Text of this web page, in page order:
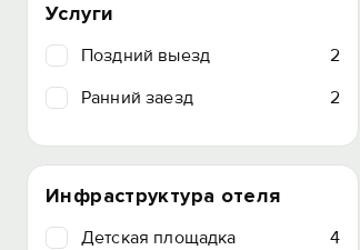
Услуги
Поздний выезд
2
Ранний заезд
2
Инфраструктура отеля
Детская площадка
4